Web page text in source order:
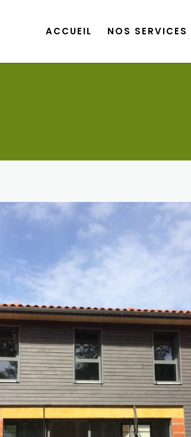
ACCUEIL
NOS SERVICES